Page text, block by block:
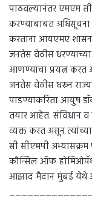
पाठवल्यानंतर एमएम
करण्याबाबत
करताना आयएमए
जनतेस वेठीस
आणण्याचा प्रयत्न
जनतेस वेठीस धरून
पाडण्याकरिता आयुष
तयार आहेत. संविधान व
व्यक्त करत असून
सी सीएमपी अभ्यासक्रम
कौन्सिल ऑफ
आझाद मैदान मुंबई येथे